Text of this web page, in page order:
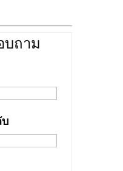
บถาม